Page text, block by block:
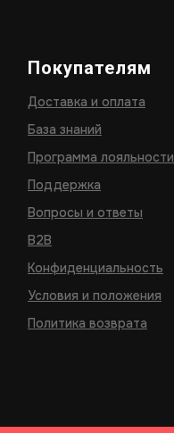
Покупателям
Доставка и оплата
База знаний
Программа лояльности
Поддержка
Вопросы и ответы
B2B
Конфиденциальность
Условия и положения
Политика возврата